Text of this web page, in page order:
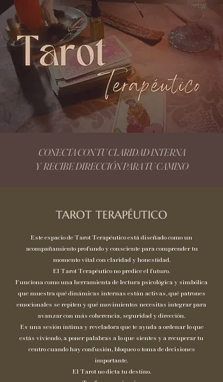
CONECTA CON TU CLARIDAD INTERNA
Y RECIBE DIRECCIÓN PARA TU CAMINO
TAROT TERAPÉUTICO
Este espacio de Tarot Terapéutico está diseñado como un
acompañamiento profundo y consciente para comprender tu
momento vital con claridad y honestidad.
El Tarot Terapéutico no predice el futuro.
Funciona como una herramienta de lectura psicológica y simbólica
que muestra qué dinámicas internas están activas, qué patrones
emocionales se repiten y qué movimientos necesitas integrar para
avanzar con más coherencia, seguridad y dirección.
Es una sesión íntima y reveladora que te ayuda a ordenar lo que
estás viviendo, a poner palabras a lo que sientes y a recuperar tu
centro cuando hay confusión, bloqueo o toma de decisiones
importante.
El Tarot no dicta tu destino.